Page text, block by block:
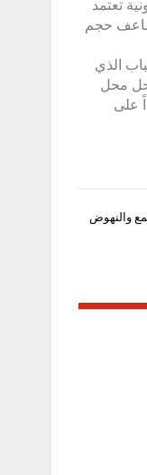
74% من المواقع الإلكترونية تعتمد
حجم
الذي
محل
على
والنهوض